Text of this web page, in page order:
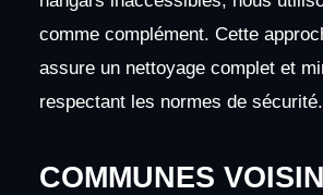
comme complément. Cette
assure un nettoyage complet et
respectant les normes de sécurité.
COMMUNES